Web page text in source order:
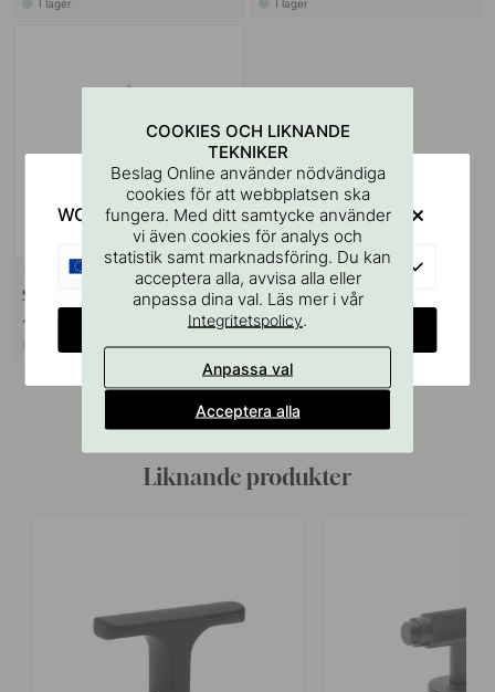
I lager I lager
VÄGGFÄSTE
Skruvstift M4x50mm 1st
11 kr
Liknande produkter
COOKIES OCH LIKNANDE
TEKNIKER
Beslag Online använder nödvändiga
cookies för att webbplatsen ska
fungera. Med ditt samtycke använder
vi även cookies för analys och
statistik samt marknadsföring. Du kan
acceptera alla, avvisa alla eller
anpassa dina val. Läs mer i vår
Integritetspolicy.
Anpassa val
Acceptera alla
WOULD YOU RATHER VISIT?
EU
CHANGE COUNTRY